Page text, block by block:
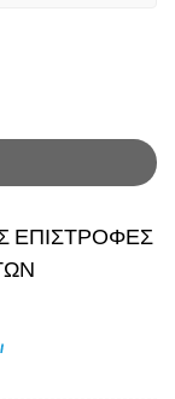
Πορτοκαλί
ΕΠΙΣΤΡΟΦΕΣ